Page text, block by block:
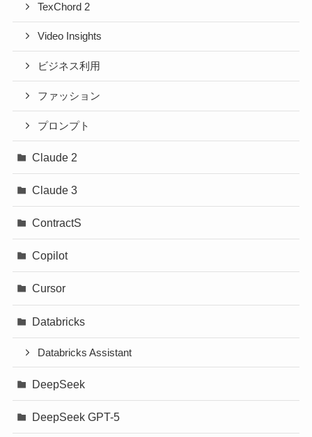
TexChord 2
Video Insights
ビジネス利用
ファッション
プロンプト
Claude 2
Claude 3
ContractS
Copilot
Cursor
Databricks
Databricks Assistant
DeepSeek
DeepSeek GPT-5